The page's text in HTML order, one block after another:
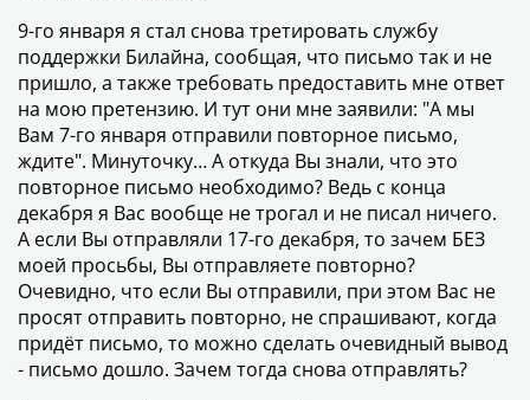
9-го января я стал снова третировать службу
поддержки Билайна, сообщая, что письмо так и не
пришло, а также требовать предоставить мне ответ
на мою претензию. И тут они мне заявили: "А мы
Вам 7-го января отправили повторное письмо,
ждите". Минуточку… А откуда Вы знали, что это
повторное письмо необходимо? Ведь с конца
декабря я Вас вообще не трогал и не писал ничего.
А если Вы отправляли 17-го декабря, то зачем БЕЗ
моей просьбы, Вы отправляете повторно?
Очевидно, что если Вы отправили, при этом Вас не
просят отправить повторно, не спрашивают, когда
придёт письмо, то можно сделать очевидный вывод
- письмо дошло. Зачем тогда снова отправлять?